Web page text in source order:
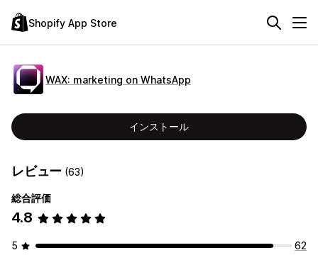
Shopify App Store
WAX: marketing on WhatsApp
インストール
レビュー (63)
総合評価
4.8
5
62